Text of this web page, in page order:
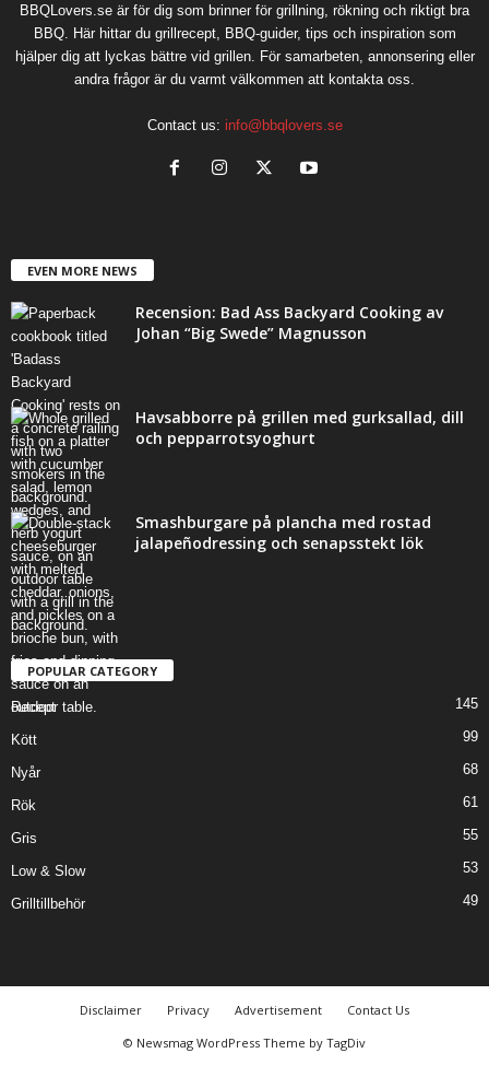
BBQLovers.se är för dig som brinner för grillning, rökning och riktigt bra
BBQ. Här hittar du grillrecept, BBQ-guider, tips och inspiration som
hjälper dig att lyckas bättre vid grillen. För samarbeten, annonsering eller
andra frågor är du varmt välkommen att kontakta oss.
Contact us: info@bbqlovers.se
EVEN MORE NEWS
Recension: Bad Ass Backyard Cooking av
Johan “Big Swede” Magnusson
Havsabborre på grillen med gurksallad, dill
och pepparrotsyoghurt
Smashburgare på plancha med rostad
jalapeñodressing och senapsstekt lök
POPULAR CATEGORY
Recept 145
Kött 99
Nyår 68
Rök 61
Gris 55
Low & Slow 53
Grilltillbehör 49
Disclaimer Privacy Advertisement
Contact Us
© Newsmag WordPress Theme by TagDiv